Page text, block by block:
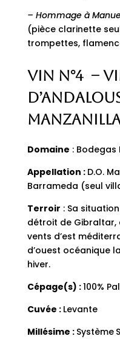
– Hommage à
(pièce clarinette
trompettes,
Vin n°4 –
Domaine :
Appellation : D.O.
Barrameda (seul
Terroir : Sa
détroit de
vents d’est
d’ouest océanique
hiver.
Cépage(s) :100%
Cuvée : Levante
Millésime : Système